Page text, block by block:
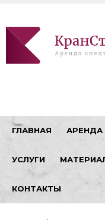
ГЛАВНАЯ АРЕНДА
УСЛУГИ
КОНТАКТЫ